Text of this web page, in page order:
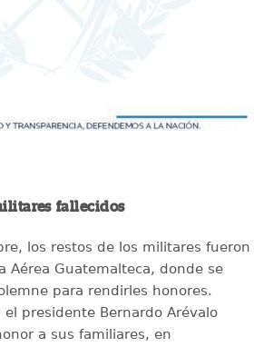
fallecidos
los restos de los militares fueron
Aérea Guatemalteca, donde se
para rendirles honores.
presidente Bernardo Arévalo
a sus familiares, en